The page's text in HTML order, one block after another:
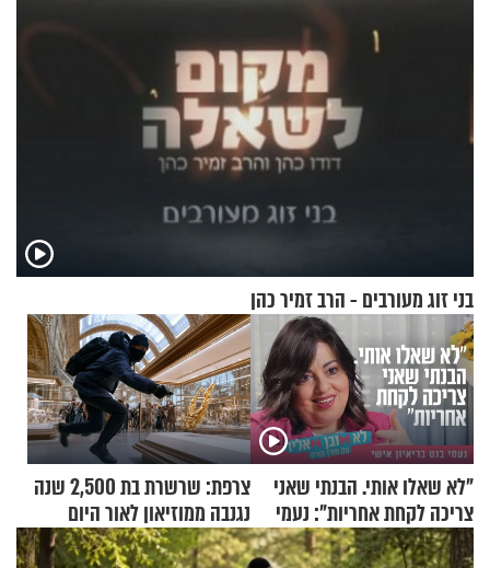
בני זוג מעורבים - הרב זמיר כהן
"לא שאלו אותי. הבנתי שאני
צריכה לקחת אחריות": נעמי
בנט בריאיון אישי
צרפת: שרשרת בת 2,500 שנה
נגנבה ממוזיאון לאור היום